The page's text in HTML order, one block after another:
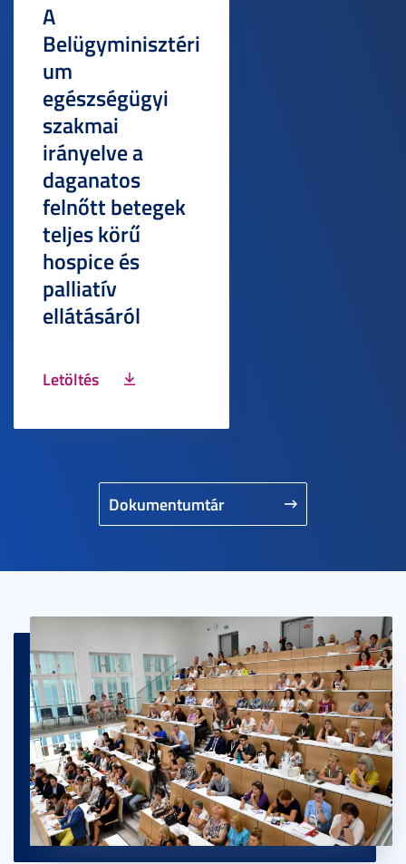
Dokumentumtár
A
Belügyminisztéri
um
egészségügyi
szakmai
irányelve a
daganatos
felnőtt betegek
teljes körű
hospice és
palliatív
ellátásáról
Letöltés